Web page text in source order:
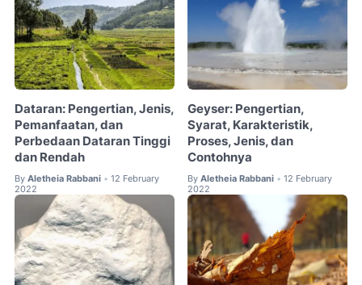
Dataran: Pengertian, Jenis,
Pemanfaatan, dan
Perbedaan Dataran Tinggi
dan Rendah
By Aletheia Rabbani • 12 February
2022
Geyser: Pengertian,
Syarat, Karakteristik,
Proses, Jenis, dan
Contohnya
By Aletheia Rabbani • 12 February
2022